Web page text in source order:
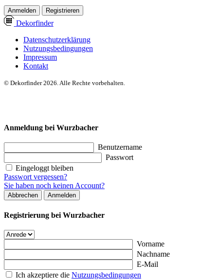
Anmelden Registrieren
Dekorfinder
Datenschutzerklärung
Nutzungsbedingungen
Impressum
Kontakt
© Dekorfinder 2026. Alle Rechte vorbehalten.
Anmeldung bei Wurzbacher
Benutzername
Passwort
Eingeloggt bleiben
Passwort vergessen?
Sie haben noch keinen Account?
Abbrechen Anmelden
Registrierung bei Wurzbacher
Vorname
Nachname
E-Mail
Ich akzeptiere die Nutzungsbedingungen